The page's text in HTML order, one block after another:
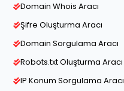
Domain Whois Aracı
Şifre Oluşturma Aracı
Domain Sorgulama Aracı
Robots.txt Oluşturma Aracı
IP Konum Sorgulama Aracı